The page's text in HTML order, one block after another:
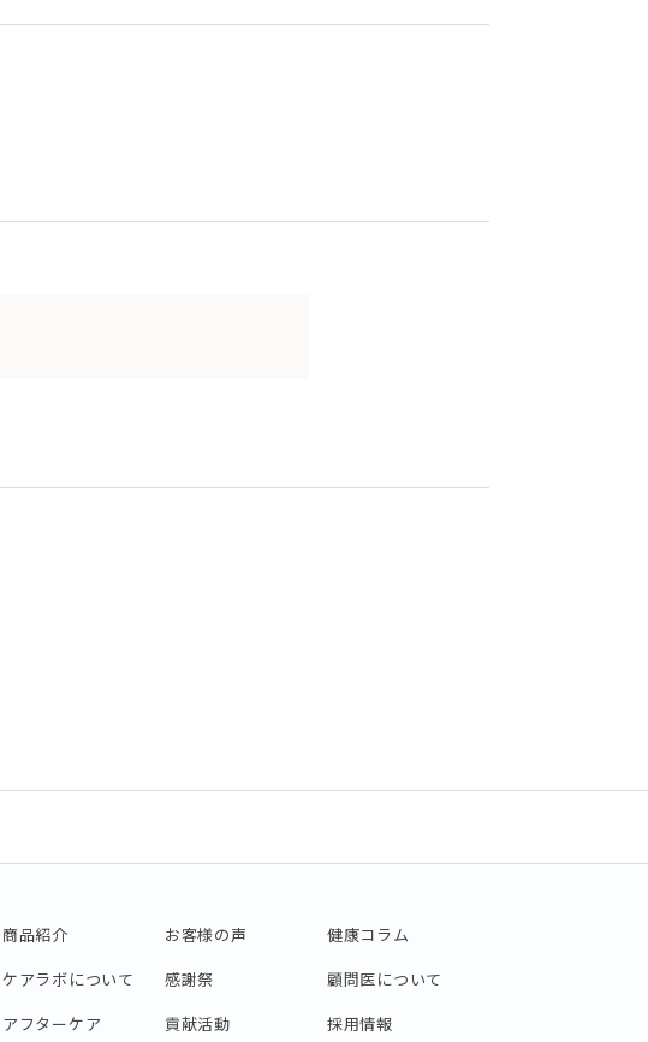
商品紹介
ケアラボについて
アフターケア
お客様の声
感謝祭
貢献活動
健康コラム
顧問医について
採用情報